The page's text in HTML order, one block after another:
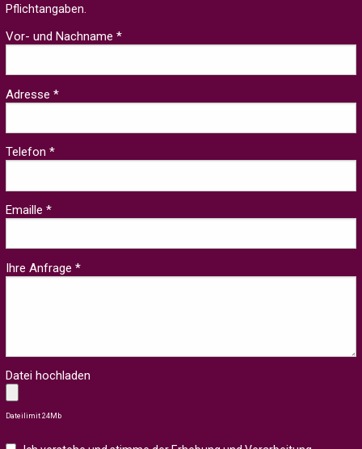
Pflichtangaben.
Vor- und Nachname *
Adresse *
Telefon *
Emaille *
Ihre Anfrage *
Datei hochladen
Dateilimit 24Mb